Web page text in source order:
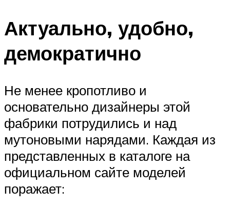
Актуально, удобно,
демократично
Не менее кропотливо и
основательно дизайнеры этой
фабрики потрудились и над
мутоновыми нарядами. Каждая из
представленных в каталоге на
официальном сайте моделей
поражает: